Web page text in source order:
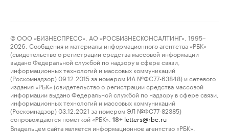
© ООО «БИЗНЕСПРЕСС», АО «РОСБИЗНЕСКОНСАЛТИНГ», 1995–
2026. Сообщения и материалы информационного агентства «РБК»
(свидетельство о регистрации средства массовой информации
выдано Федеральной службой по надзору в сфере связи,
информационных технологий и массовых коммуникаций
(Роскомнадзор) 09.12.2015 за номером ИА №ФС77-63848) и сетевого
издания «РБК» (свидетельство о регистрации средства массовой
информации выдано Федеральной службой по надзору в сфере связи,
информационных технологий и массовых коммуникаций
(Роскомнадзор) 03.12.2021 за номером ЭЛ №ФС77-82385)
сопровождаются пометкой «РБК».
18+ letters@rbc.ru
Владельцем сайта является информационное агентство «РБК».